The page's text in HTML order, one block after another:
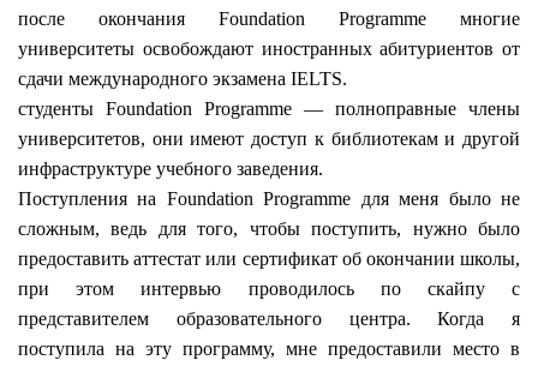
после окончания Foundation Programme многие
университеты освобождают иностранных абитуриентов от
сдачи международного экзамена IELTS.
студенты Foundation Programme — полноправные члены
университетов, они имеют доступ к библиотекам и другой
инфраструктуре учебного заведения.
Поступления на Foundation Programme для меня было не
сложным, ведь для того, чтобы поступить, нужно было
предоставитьаттестат или сертификат об окончании школы,
при этом интервью проводилось по скайпу с
представителем образовательного центра. Когда я
поступила на эту программу, мне предоставили место в